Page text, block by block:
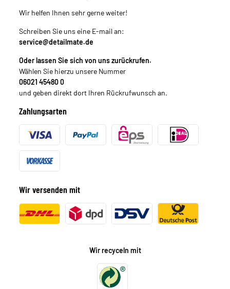
Wir helfen Ihnen sehr gerne weiter!
Schreiben Sie uns eine E-mail an:
service@detailmate.de
Oder lassen Sie sich von uns zurückrufen.
Wählen Sie hierzu unsere Nummer
06021 45480 0
und geben direkt dort Ihren Rückrufwunsch an.
Zahlungsarten
Wir versenden mit
Wir recyceln mit